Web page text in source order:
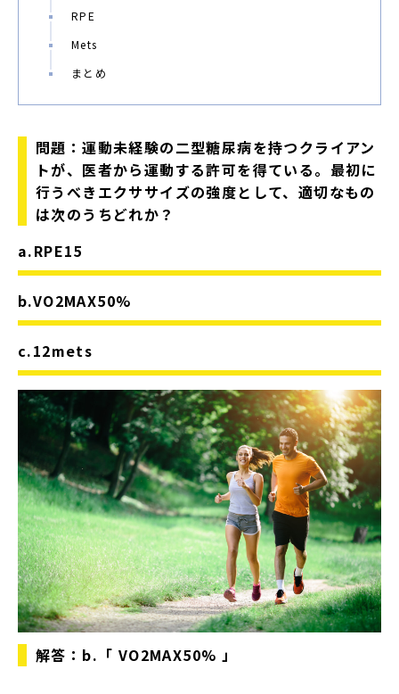
RPE
Mets
まとめ
問題：運動未経験の二型糖尿病を持つクライアン
トが、医者から運動する許可を得ている。最初に
行うべきエクササイズの強度として、適切なもの
は次のうちどれか？
a.RPE15
b.VO2MAX50%
c.12mets
解答： b.「 VO2MAX50% 」